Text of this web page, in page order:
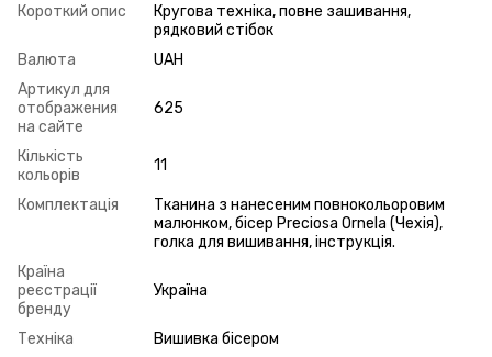
Короткий опис
Кругова техніка, повне зашивання,
рядковий стібок
Валюта
UAH
Артикул для
отображения
на сайте
625
Кількість
кольорів
11
Комплектація
Тканина з нанесеним повнокольоровим
малюнком, бісер Preciosa Ornela (Чехія),
голка для вишивання, інструкція.
Країна
реєстрації
бренду
Україна
Техніка
Вишивка бісером